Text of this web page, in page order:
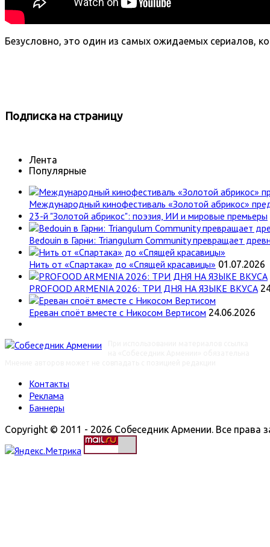
Безусловно, это один из самых ожидаемых сериалов,
Подписка на страницу
Лента
Популярные
Международный кинофестиваль «Золотой абрикос»
23-й "Золотой абрикос": поэзия, ИИ и мировые премьеры
Bedouin в Гарни: Triangulum Community превращает
Нить от «Спартака» до «Спящей красавицы» 01.07.2026
PROFOOD ARMENIA 2026: ТРИ ДНЯ НА ЯЗЫКЕ ВКУСА
Ереван споёт вместе с Никосом Вертисом 24.06.2026
Контакты
Реклама
Баннеры
Copyright © 2011 - 2026 Собеседник Армении. Все права